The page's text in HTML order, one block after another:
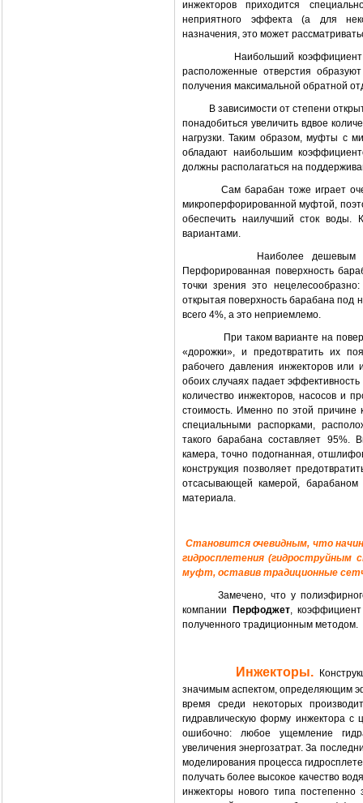
инжекторов приходится
неприятного эффекта (а для
назначения, это может
Наибольший коэффициент
расположенные отверстия
получения максимальной обратной
В зависимости от степени
понадобиться увеличить вдвое
нагрузки. Таким образом, муфты с
обладают наибольшим
должны располагаться на
Сам барабан тоже играет
микроперфорированной муфтой,
обеспечить наилучший сток воды.
вариантами.
Наиболее дешевым
Перфорированная поверхность
точки зрения это
открытая поверхность барабана под
всего 4%, а это неприемлемо.
При таком варианте на
«дорожки», и предотвратить их
рабочего давления инжекторов
обоих случаях падает
количество инжекторов, насосов и
стоимость. Именно по этой причине
специальными распорками,
такого барабана составляет 95%.
камера, точно подогнанная,
конструкция позволяет
отсасывающей камерой,
материала.
Становится очевидным, что
гидросплетения (гидроструйным
муфт, оставив традиционные
Замечено, что у
компании
Перфоджет,
полученного традиционным методом.
Инжекторы.
значимым аспектом, определяющим
время среди некоторых
гидравлическую форму инжектора
ошибочно: любое ущемление
увеличения энергозатрат. За
моделирования процесса
получать более высокое качество
инжекторы нового типа